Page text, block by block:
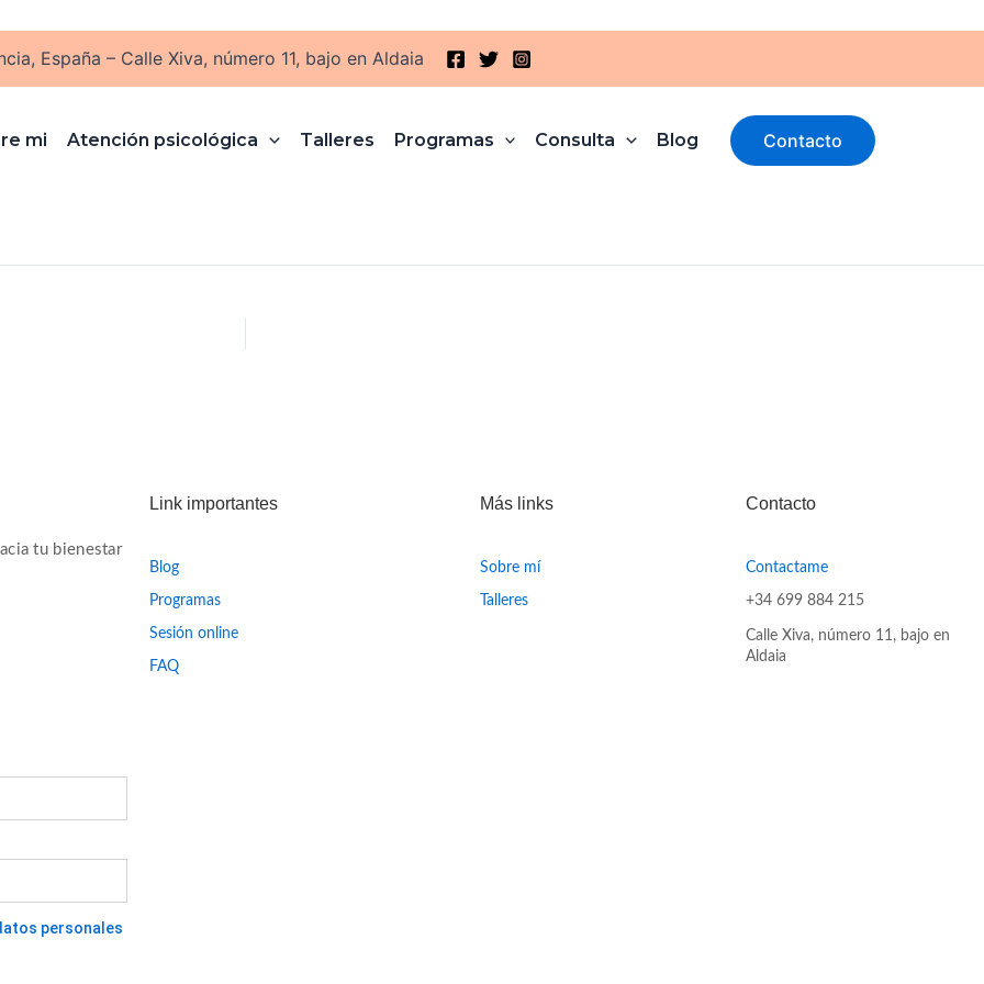
España – Calle Xiva, número 11, bajo en Aldaia
mi Atención psicológica Talleres Programas Consulta Blog Contacto
tu bienestar
personales
Link importantes
Blog
Programas
Sesión online
FAQ
Más links
Sobre mí
Talleres
Contacto
Contactame
+34 699 884 215
Calle Xiva, número 11, bajo en
Aldaia